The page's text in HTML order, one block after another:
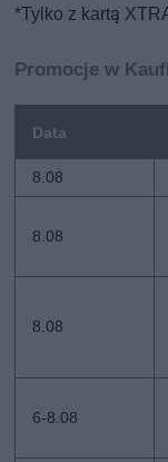
*Tylko z kartą
Promocje w
Data
8.08
8.08
8.08
6-8.08